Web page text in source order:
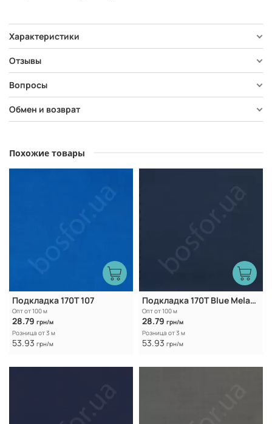
Характеристики
Отзывы
Вопросы
Обмен и возврат
Похожие товары
Подкладка 170Т 107
Опт от 100 м
28.79 грн/м
Розница от 3 м
53.93 грн/м
Подкладка 170T Blue Melancholy
Опт от 100 м
28.79 грн/м
Розница от 3 м
53.93 грн/м